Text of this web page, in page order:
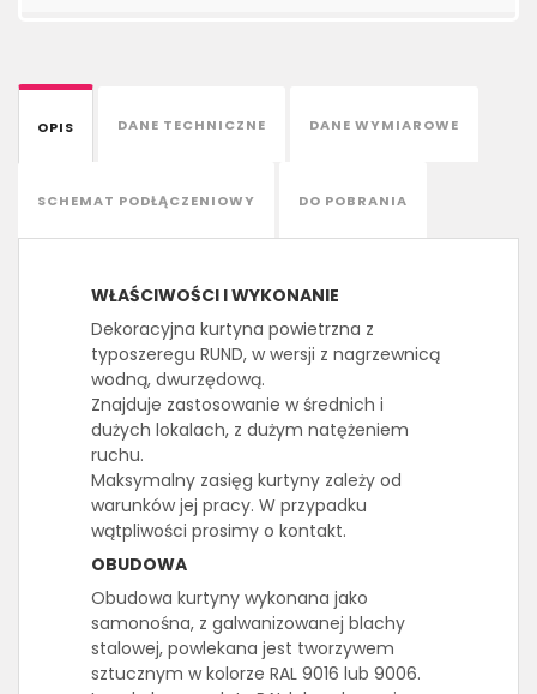
OPIS DANE TECHNICZNE DANE WYMIAROWE
SCHEMAT PODŁĄCZENIOWY DO POBRANIA
WŁAŚCIWOŚCI I WYKONANIE
Dekoracyjna kurtyna powietrzna z
typoszeregu RUND, w wersji z nagrzewnicą
wodną, dwurzędową.
Znajduje zastosowanie w średnich i
dużych lokalach, z dużym natężeniem
ruchu.
Maksymalny zasięg kurtyny zależy od
warunków jej pracy. W przypadku
wątpliwości prosimy o kontakt.
OBUDOWA
Obudowa kurtyny wykonana jako
samonośna, z galwanizowanej blachy
stalowej, powlekana jest tworzywem
sztucznym w kolorze RAL 9016 lub 9006.